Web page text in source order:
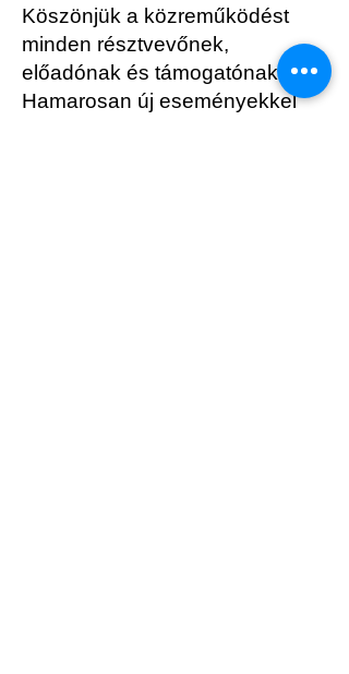
Köszönjük a közreműködést
minden résztvevőnek,
előadónak és támogatónak!
Hamarosan új eseményekkel